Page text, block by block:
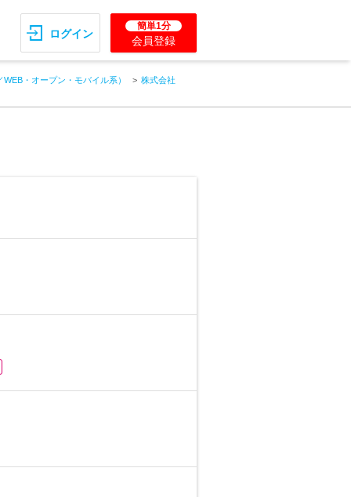
ログイン
簡単1分
会員登録
・オープン・モバイル系）
株式会社